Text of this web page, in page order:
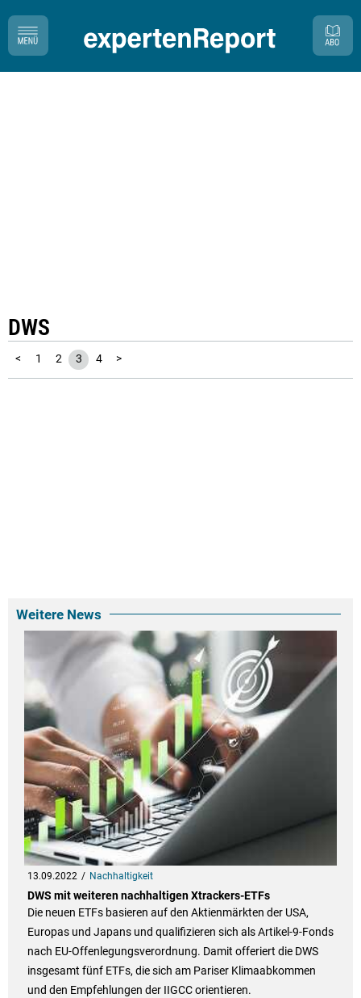
DWS
< 1 2 3 4 >
Weitere News
13.09.2022 Nachhaltigkeit
DWS mit weiteren nachhaltigen Xtrackers-ETFs
Die neuen ETFs basieren auf den Aktienmärkten der USA,
Europas und Japans und qualifizieren sich als Artikel-9-Fonds
nach EU-Offenlegungsverordnung. Damit offeriert die DWS
insgesamt fünf ETFs, die sich am Pariser Klimaabkommen
und den Empfehlungen der IIGCC orientieren.